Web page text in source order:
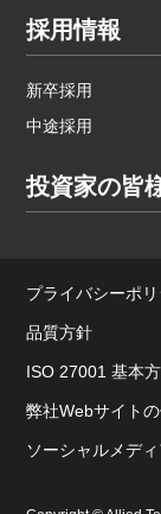
採用情報
新卒採用
中途採用
投資家の皆
プライバシーポ
品質方針
ISO 27001 基本
弊社Webサイト
ソーシャルメデ